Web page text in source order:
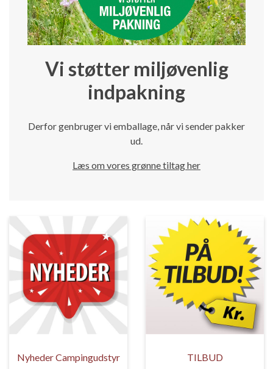
Vi støtter miljøvenlig
indpakning
Derfor genbruger vi emballage, når vi sender pakker
ud.
Læs om vores grønne tiltag her
Nyheder Campingudstyr TILBUD